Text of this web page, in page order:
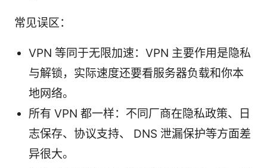
常见误区：
VPN 等同于无限加速：VPN 主要作用是隐私
与解锁，实际速度还要看服务器负载和你本
地网络。
所有 VPN 都一样：不同厂商在隐私政策、日
志保存、协议支持、 DNS 泄漏保护等方面差
异很大。